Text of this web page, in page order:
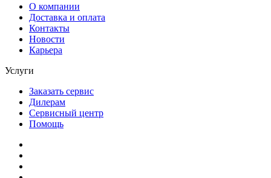
О компании
Доставка и оплата
Контакты
Новости
Карьера
Услуги
Заказать сервис
Дилерам
Сервисный центр
Помощь